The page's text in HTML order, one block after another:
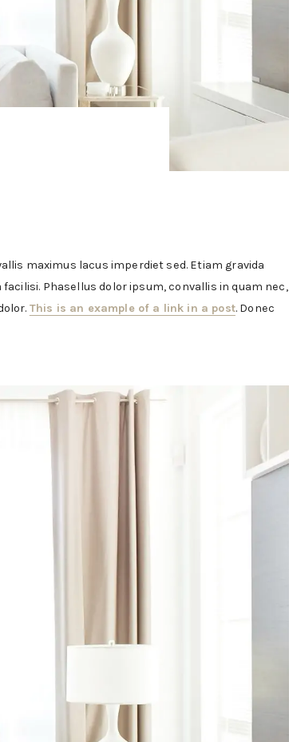
maximus lacus imperdiet sed. Etiam gravida
Phasellus dolor ipsum, convallis in quam nec,
This is an example of a link in a post. Donec